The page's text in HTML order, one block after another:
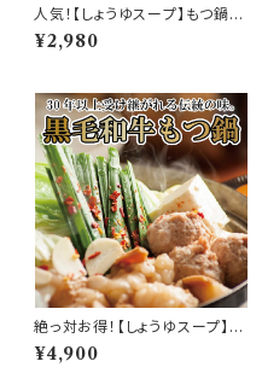
人気！【しょうゆスープ】もつ鍋セ
ット（2〜3人前）
¥2,980
絶っ対お得！【しょうゆスープ】も
つ鍋セット（4〜5人前）アレも一
緒に入れました！
¥4,900